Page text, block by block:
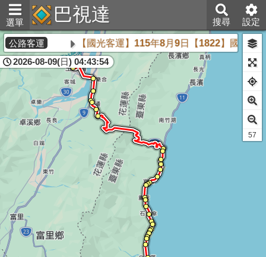
選單 巴視達 搜尋 設定
公路客運 【國光客運】115年8月9日【1822】國道路
2026-08-09(日) 04:43:54
58